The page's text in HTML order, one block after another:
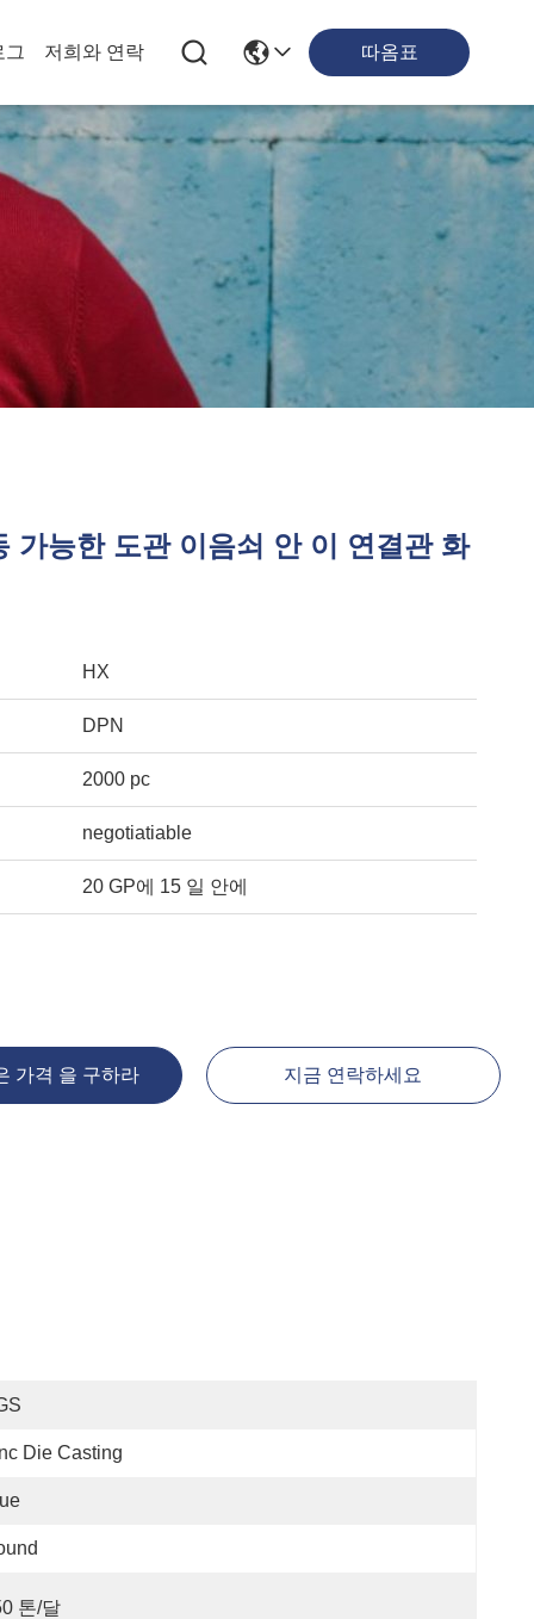
그 저희와 연락 따옴표
가능한 도관 이음쇠 안 이 연결관 화
HX
DPN
2000 pc
negotiatiable
20 GP에 15 일 안에
가격 을 구하라 지금 연락하세요
Die Casting
톤/달